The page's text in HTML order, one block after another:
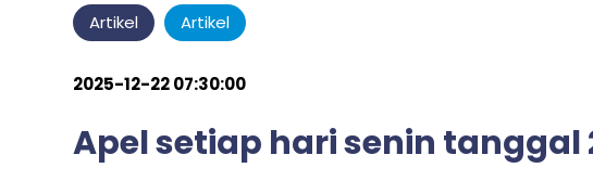
Artikel Artikel
2025-12-22 07:30:00
Apel setiap hari senin tanggal